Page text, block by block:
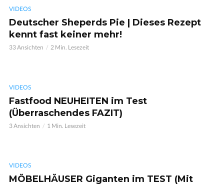
VIDEOS
Deutscher Sheperds Pie | Dieses Rezept
kennt fast keiner mehr!
33 Ansichten 2 Min. Lesezeit
VIDEOS
Fastfood NEUHEITEN im Test
(Überraschendes FAZIT)
3 Ansichten 1 Min. Lesezeit
VIDEOS
MÖBELHÄUSER Giganten im TEST (Mit